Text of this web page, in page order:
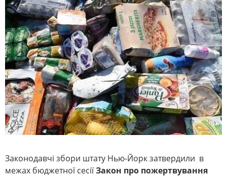
Законодавчі збори штату Нью-Йорк затвердили в
межах бюджетної сесіїЗакон про пожертвування